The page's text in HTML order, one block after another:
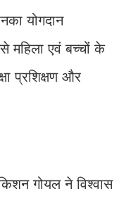
योगदान
महिला एवं बच्चों के
प्रशिक्षण और
गोयल ने विश्वास